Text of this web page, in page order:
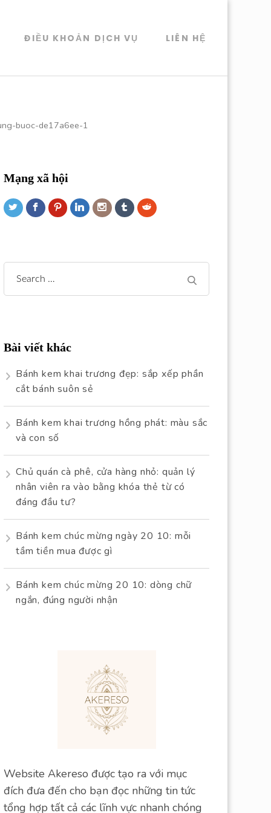
ĐIỀU KHOẢN DỊCH VỤ LIÊN HỆ
buoc-de17a6ee-1
Mạng xã hội
Search
for:
Bài viết khác
Bánh kem khai trương đẹp: sắp xếp phần
cắt bánh suôn sẻ
Bánh kem khai trương hồng phát: màu sắc
và con số
Chủ quán cà phê, cửa hàng nhỏ: quản lý
nhân viên ra vào bằng khóa thẻ từ có
đáng đầu tư?
Bánh kem chúc mừng ngày 20 10: mỗi
tầm tiền mua được gì
Bánh kem chúc mừng 20 10: dòng chữ
ngắn, đúng người nhận
Website Akereso được tạo ra với mục
đích đưa đến cho bạn đọc những tin tức
tổng hợp tất cả các lĩnh vực nhanh chóng